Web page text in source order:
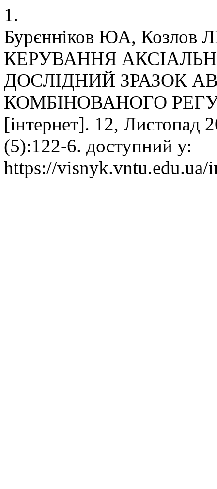
1.
Бурєнніков ЮА, Козлов
КЕРУВАННЯ
ДОСЛІДНИЙ ЗРАЗОК
КОМБІНОВАНОГО
[інтернет]. 12, Листопад
(5):122-6. доступний у:
https://